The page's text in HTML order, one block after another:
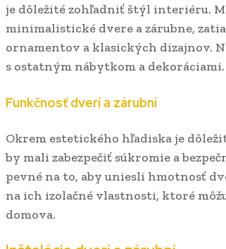
je dôležité zohľadniť štýl interiéru.
minimalistické dvere a zárubne,
ornamentov a klasických dizajnov.
s ostatným nábytkom a dekoráciami.
Funkčnosť dverí a zárubní
Okrem estetického hľadiska je
by mali zabezpečiť súkromie a
pevné na to, aby uniesli hmotnosť
na ich izolačné vlastnosti, ktoré
domova.